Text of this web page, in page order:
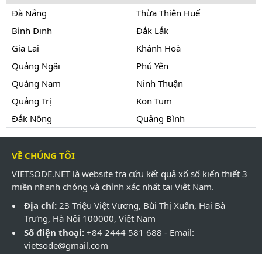
Đà Nẵng
Thừa Thiên Huế
Bình Định
Đắk Lắk
Gia Lai
Khánh Hoà
Quảng Ngãi
Phú Yên
Quảng Nam
Ninh Thuận
Quảng Trị
Kon Tum
Đắk Nông
Quảng Bình
VỀ CHÚNG TÔI
VIETSODE.NET là website tra cứu kết quả xổ số kiến thiết 3
miền nhanh chóng và chính xác nhất tại Việt Nam.
Địa chỉ: 23 Triệu Việt Vương, Bùi Thị Xuân, Hai Bà
Trưng, Hà Nội 100000, Việt Nam
Số điện thoại: +84 2444 581 688 - Email:
vietsode@gmail.com